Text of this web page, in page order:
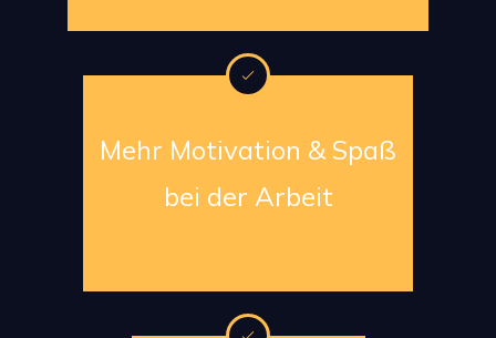
Mehr Motivation & Spaß
bei der Arbeit